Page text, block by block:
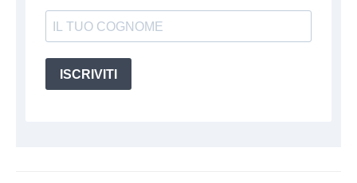
ISCRIVITI